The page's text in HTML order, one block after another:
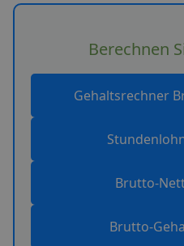
Berechnen
Gehaltsrechner
Brutto-
Brutto-